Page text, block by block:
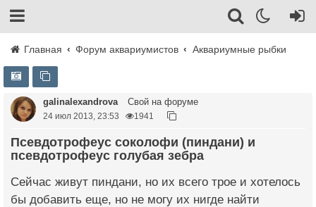
Главная Форум аквариумистов Аквариумные рыбки
galinalexandrova Свой на форуме
24 июл 2013, 23:53 1941
Псевдотрофеус соколофи (пиндани) и
псевдотрофеус голубая зебра
Сейчас живут пиндани, но их всего трое и хотелось
бы добавить еще, но не могу их нигде найти